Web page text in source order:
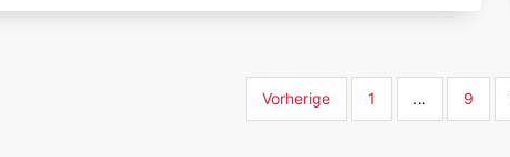
Vorherige 1 … 9